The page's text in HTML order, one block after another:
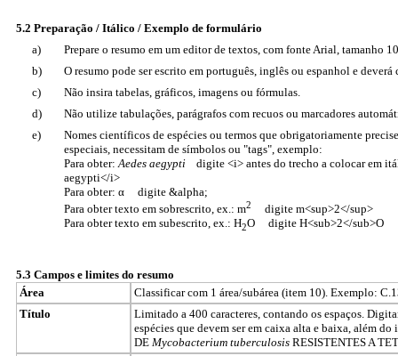
5.2 Preparação / Itálico / Exemplo de formulário
a)
Prepare o resumo em um editor de textos, com fonte Arial, tamanho
b)
O resumo pode ser escrito em português, inglês ou espanhol e
c)
Não insira tabelas, gráficos, imagens ou fórmulas.
d)
Não utilize tabulações, parágrafos com recuos ou marcadores
e)
Nomes científicos de espécies ou termos que obrigatoriamente
especiais, necessitam de símbolos ou "tags", exemplo:
Para obter:Aedes aegypti digite <i> antes do trecho a colocar em
aegypti</i>
Para obter: α digite &alpha;
Para obter texto em sobrescrito, ex.: m2
digite m<sup>2</sup>
Para obter texto em subescrito, ex.: H2O digite H<sub>2</sub>O
5.3 Campos e limites do resumo
Área
Classificar com 1 área/subárea (item 10). Exemplo:
Título
Limitado a 400 caracteres, contando os espaços.
espécies que devem ser em caixa alta e baixa, além
DE Mycobacterium tuberculosis RESISTENTES A